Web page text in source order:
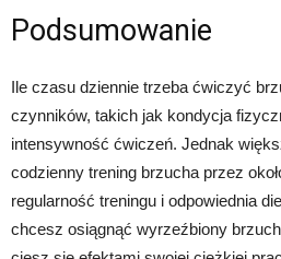
Podsumowanie
Ile czasu dziennie trzeba ćwiczyć
czynników, takich jak kondycja
intensywność ćwiczeń. Jednak
codzienny trening brzucha przez
regularność treningu i odpowiednia
chcesz osiągnąć wyrzeźbiony